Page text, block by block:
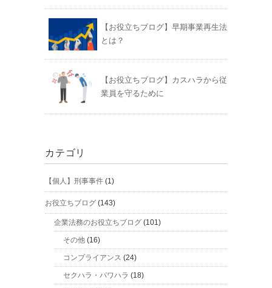
【お役立ちブログ】早期事業再生法
とは？
【お役立ちブログ】カスハラから従
業員を守るために
カテゴリ
【個人】刑事事件 (1)
お役立ちブログ (143)
企業法務のお役立ちブログ (101)
その他 (16)
コンプライアンス (24)
セクハラ・パワハラ (18)